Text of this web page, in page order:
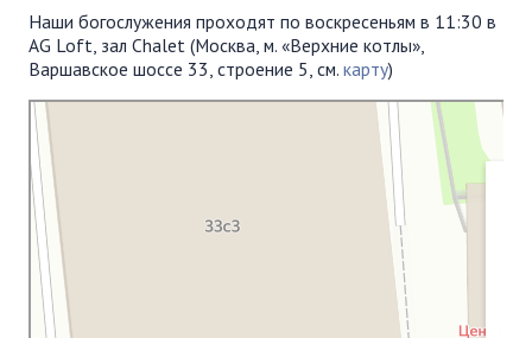
Наши богослужения проходят по воскресеньям в 11:30 в
AG Loft, зал Chalet (Москва, м. «Верхние котлы»,
Варшавское шоссе 33, строение 5, см. карту)
Московская Библейская Церковь
Протестантская церковь в Москве